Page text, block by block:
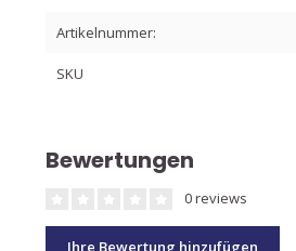
Artikelnummer:
SKU
Bewertungen
0 reviews
Ihre Bewertung hinzufügen